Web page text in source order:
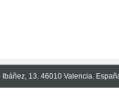
13. 46010 Valencia.